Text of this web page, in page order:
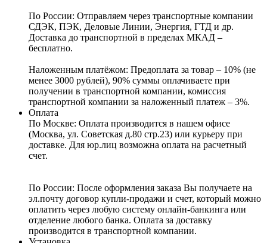
По России: Отправляем через транспортные компании
СДЭК, ПЭК, Деловые Линии, Энергия, ГТД и др.
Доставка до транспортной в пределах МКАД –
бесплатно.
Наложенным платёжом: Предоплата за товар – 10% (не
менее 3000 рублей), 90% суммы оплачиваете при
получении в транспортной компании, комиссия
транспортной компании за наложенный платеж – 3%.
Оплата
По Москве: Оплата производится в нашем офисе
(Москва, ул. Советская д.80 стр.23) или курьеру при
доставке. Для юр.лиц возможна оплата на расчетный
счет.
По России: После оформления заказа Вы получаете на
эл.почту договор купли-продажи и счет, который можно
оплатить через любую систему онлайн-банкинга или
отделение любого банка. Оплата за доставку
производится в транспортной компании.